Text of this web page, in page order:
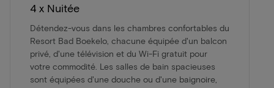
4 x Nuitée
Détendez-vous dans les chambres confortables du
Resort Bad Boekelo, chacune équipée d'un balcon
privé, d'une télévision et du Wi-Fi gratuit pour
votre commodité. Les salles de bain spacieuses
sont équipées d'une douche ou d'une baignoire,